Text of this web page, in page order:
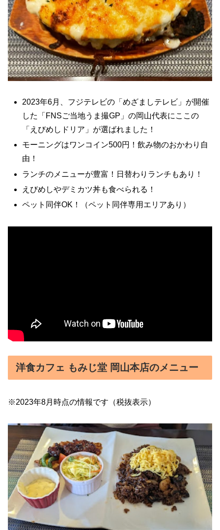
2023年6月、フジテレビの「めざましテレビ」が開催
した「FNSご当地うま撮GP」の岡山代表にここの
「えびめしドリア」が選ばれました！
モーニングはワンコイン500円！飲み物のおかわり自
由！
ランチのメニューが豊富！日替わりランチもあり！
えびめしやデミカツ丼も食べられる！
ペット同伴OK！（ペット同伴専用エリアあり）
洋食カフェ もみじ堂 岡山本店のメニュー
※2023年8月時点の情報です（税抜表示）